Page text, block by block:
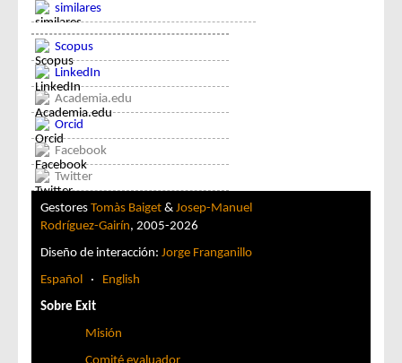
similares
Scopus
LinkedIn
Academia.edu
Orcid
Facebook
Twitter
Gestores Tomàs Baiget & Josep-Manuel
Rodríguez-Gairín, 2005-2026
Diseño de interacción: Jorge Franganillo
Español
·
English
Sobre Exit
Misión